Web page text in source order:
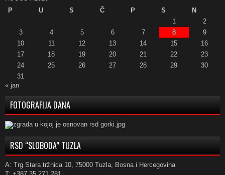
P
U S Č P S
N
1
2
3
4 5 6 7 8
9
10
11 12 13 14 15
16
17
18 19 20 21 22
23
24
25 26 27 28 29
30
31
« jan
FOTOGRAFIJA DANA
RSD “SLOBODA” TUZLA
A: Trg Stara tržnica 10, 75000 Tuzla, Bosna i Hercegovina